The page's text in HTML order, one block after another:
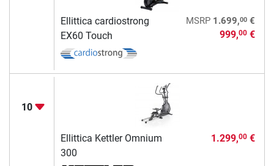
Ellittica cardiostrong
EX60 Touch
MSRP 1.699,00€
999,00€
10
Ellittica Kettler Omnium
300
1.299,00€